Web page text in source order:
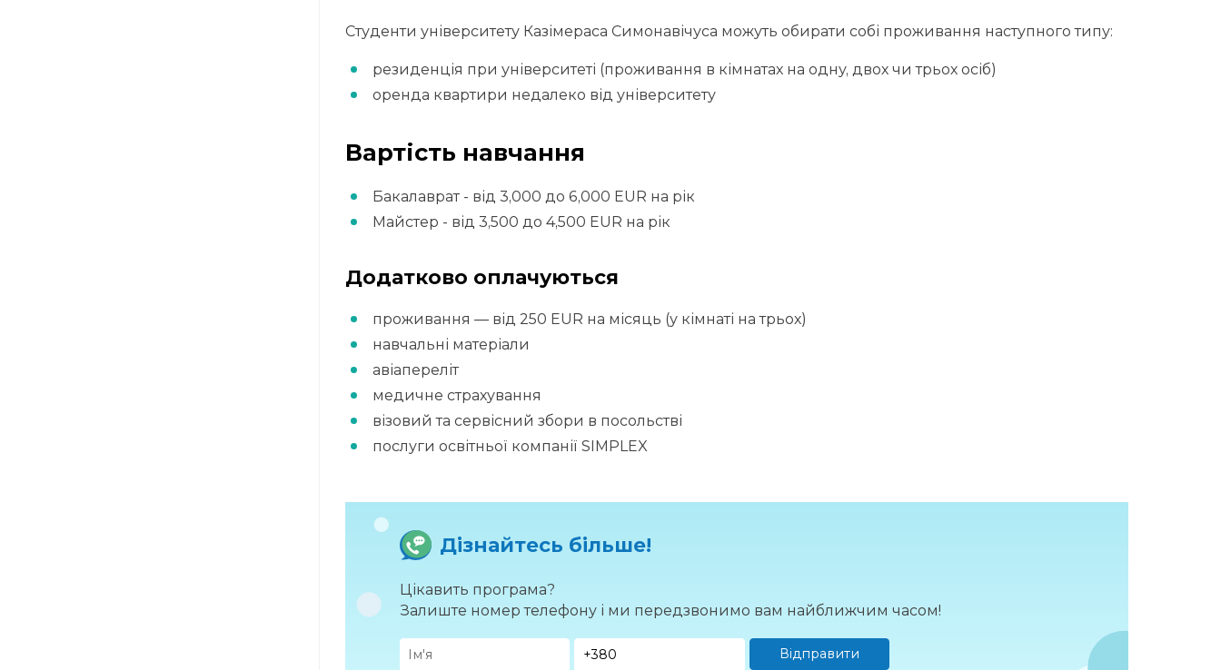
Студенти університету Казімераса Симонавічуса можуть обирати собі проживання наступного типу:
резиденція при університеті (проживання в кімнатах на одну, двох чи трьох осіб)
оренда квартири недалеко від університету
Вартість навчання
Бакалаврат - від 3,000 до 6,000 EUR на рік
Майстер - від 3,500 до 4,500 EUR на рік
Додатково оплачуються
проживання — від 250 EUR на місяць (у кімнаті на трьох)
навчальні матеріали
авіапереліт
медичне страхування
візовий та сервісний збори в посольстві
послуги освітньої компанії SIMPLEX
Дізнайтесь більше!
Цікавить програма?
Залиште номер телефону і ми передзвонимо вам найближчим часом!
Відправити